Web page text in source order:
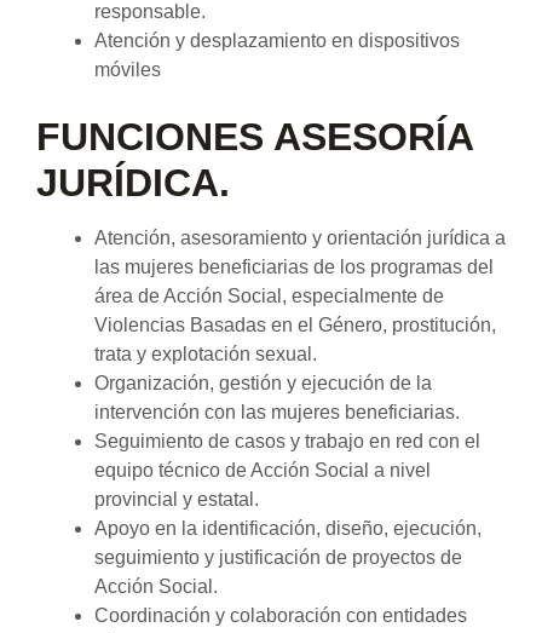
responsable.
Atención y desplazamiento en dispositivos
móviles
FUNCIONES ASESORÍA
JURÍDICA.
Atención, asesoramiento y orientación jurídica a
las mujeres beneficiarias de los programas del
área de Acción Social, especialmente de
Violencias Basadas en el Género, prostitución,
trata y explotación sexual.
Organización, gestión y ejecución de la
intervención con las mujeres beneficiarias.
Seguimiento de casos y trabajo en red con el
equipo técnico de Acción Social a nivel
provincial y estatal.
Apoyo en la identificación, diseño, ejecución,
seguimiento y justificación de proyectos de
Acción Social.
Coordinación y colaboración con entidades